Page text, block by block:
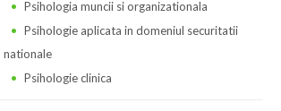
Psihologia muncii si organizationala
Psihologie aplicata in domeniul securitatii
nationale
Psihologie clinica